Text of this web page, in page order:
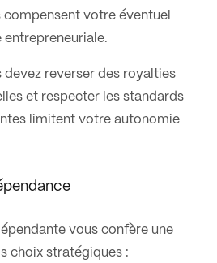
votre éventuel
entrepreneuriale.
devez reverser des royalties
et respecter les standards
limitent votre autonomie
vous confère une
choix stratégiques :